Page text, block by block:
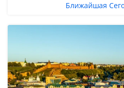
Ближайшая